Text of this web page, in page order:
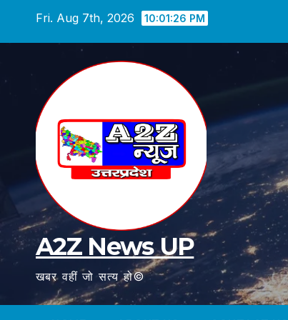
Fri. Aug 7th, 2026 10:01:27 PM
A2Z News UP
खबर वहीं जो सत्य हो©